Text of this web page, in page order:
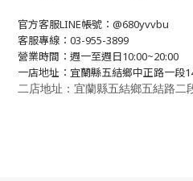
官方客服LINE帳號：@680yvvbu
客服專線：03-955-3899
營業時間：週一至週日10:00~20:00
一店地址：宜蘭縣五結鄉中正路一段
二店地址：宜蘭縣五結鄉五結路二